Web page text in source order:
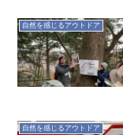
自然を感じるアウトドア
自然を感じるアウトドア